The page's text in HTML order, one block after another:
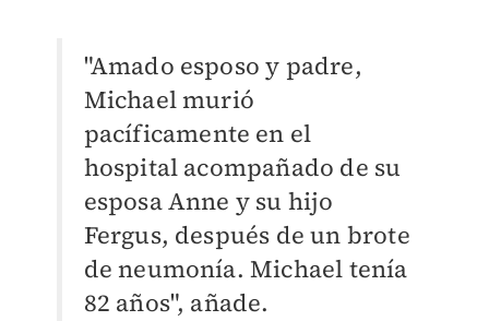
"Amado esposo y padre,
Michael murió
pacíficamente en el
hospital acompañado de su
esposa Anne y su hijo
Fergus, después de un brote
de neumonía. Michael tenía
82 años", añade.